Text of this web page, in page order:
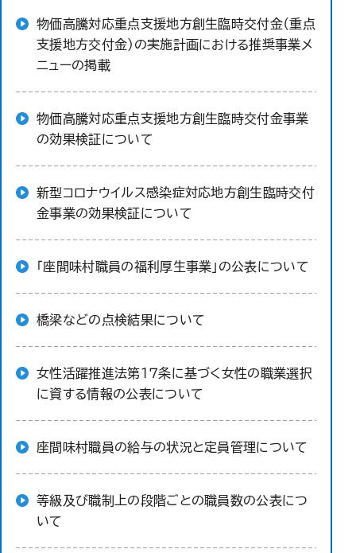
物価高騰対応重点支援地方創生臨時交付金（重点
支援地方交付金）の実施計画における推奨事業メ
ニューの掲載
物価高騰対応重点支援地方創生臨時交付金事業
の効果検証について
新型コロナウイルス感染症対応地方創生臨時交付
金事業の効果検証について
「座間味村職員の福利厚生事業」の公表について
橋梁などの点検結果について
女性活躍推進法第１７条に基づく女性の職業選択
に資する情報の公表について
座間味村職員の給与の状況と定員管理について
等級及び職制上の段階ごとの職員数の公表につ
いて